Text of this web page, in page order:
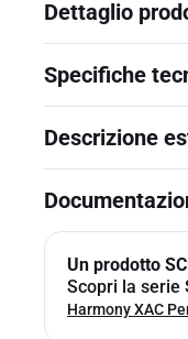
Dettaglio
Specifiche
Descrizione
Un prodotto
Scopri la serie
Harmony XAC